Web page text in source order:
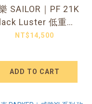
SAILOR｜PF 21K
Luster 低重心
鋼筆 M尖
NT$14,500
ADD TO CART